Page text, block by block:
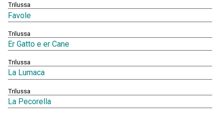
Trilussa
Favole
Trilussa
Er Gatto e er Cane
Trilussa
La Lumaca
Trilussa
La Pecorella